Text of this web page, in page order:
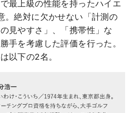
最上級の性能を持ったハイエ
。絶対に欠かせない「計測の
見やすさ」、「携帯性」な
手を考慮した評価を行った。
以下の2名。